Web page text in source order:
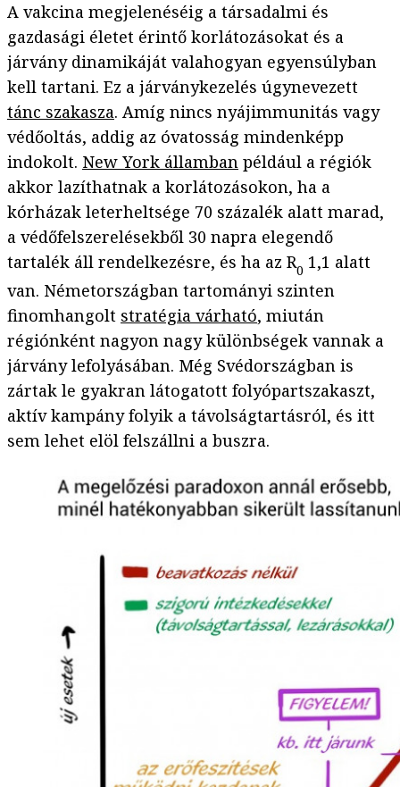
A vakcina megjelenéséig a társadalmi és
gazdasági életet érintő korlátozásokat és a
járvány dinamikáját valahogyan egyensúlyban
kell tartani. Ez a járványkezelés úgynevezett
tánc szakasza. Amíg nincs nyájimmunitás vagy
védőoltás, addig az óvatosság mindenképp
indokolt. New York államban például a régiók
akkor lazíthatnak a korlátozásokon, ha a
kórházak leterheltsége 70 százalék alatt marad,
a védőfelszerelésekből 30 napra elegendő
tartalék áll rendelkezésre, és ha az R0 1,1 alatt
van. Németországban tartományi szinten
finomhangolt stratégia várható, miután
régiónként nagyon nagy különbségek vannak a
járvány lefolyásában. Még Svédországban is
zártak le gyakran látogatott folyópartszakaszt,
aktív kampány folyik a távolságtartásról, és itt
sem lehet elöl felszállni a buszra.